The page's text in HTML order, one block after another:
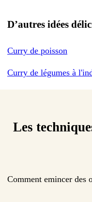
D’autres idées
Curry de poisson
Curry de légumes à
Les
Comment emincer des